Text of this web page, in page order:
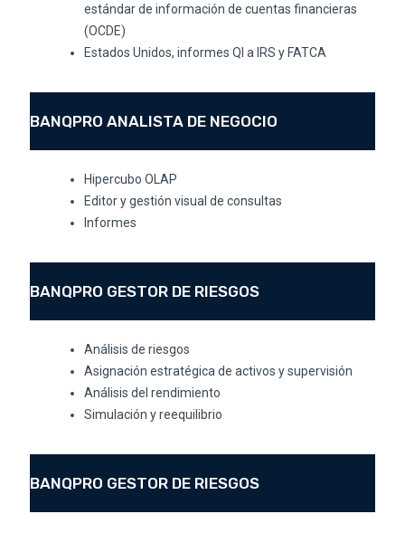
estándar de información de cuentas financieras
(OCDE)
Estados Unidos, informes QI a IRS y FATCA
BANQPRO ANALISTA DE NEGOCIO
Hipercubo OLAP
Editor y gestión visual de consultas
Informes
BANQPRO GESTOR DE RIESGOS
Análisis de riesgos
Asignación estratégica de activos y supervisión
Análisis del rendimiento
Simulación y reequilibrio
BANQPRO GESTOR DE RIESGOS